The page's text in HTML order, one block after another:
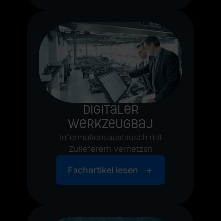
Digitaler
Werkzeugbau
Informationsaustausch mit
Zulieferern vernetzen
Fachartikel lesen